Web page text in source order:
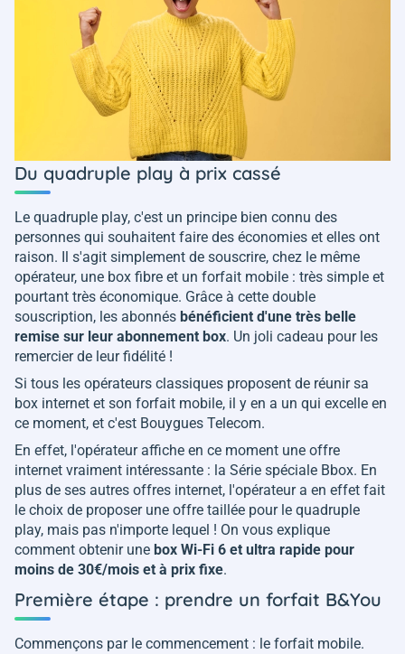
Du quadruple play à prix cassé
Le quadruple play, c'est un principe bien connu des
personnes qui souhaitent faire des économies et elles ont
raison. Il s'agit simplement de souscrire, chez le même
opérateur, une box fibre et un forfait mobile : très simple et
pourtant très économique. Grâce à cette double
souscription, les abonnés bénéficient d'une très belle
remise sur leur abonnement box. Un joli cadeau pour les
remercier de leur fidélité !
Si tous les opérateurs classiques proposent de réunir sa
box internet et son forfait mobile, il y en a un qui excelle en
ce moment, et c'est Bouygues Telecom.
En effet, l'opérateur affiche en ce moment une offre
internet vraiment intéressante : la Série spéciale Bbox. En
plus de ses autres offres internet, l'opérateur a en effet fait
le choix de proposer une offre taillée pour le quadruple
play, mais pas n'importe lequel ! On vous explique
comment obtenir une box Wi-Fi 6 et ultra rapide pour
moins de 30€/mois et à prix fixe.
Première étape : prendre un forfait B&You
Commençons par le commencement : le forfait mobile.